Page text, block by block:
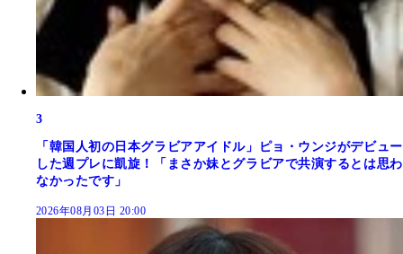
3
「韓国人初の日本グラビアアイドル」ピョ・ウンジがデビュー
した週プレに凱旋！「まさか妹とグラビアで共演するとは思わ
なかったです」
2026年08月03日 20:00